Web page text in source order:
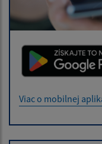
Viac o mobilnej